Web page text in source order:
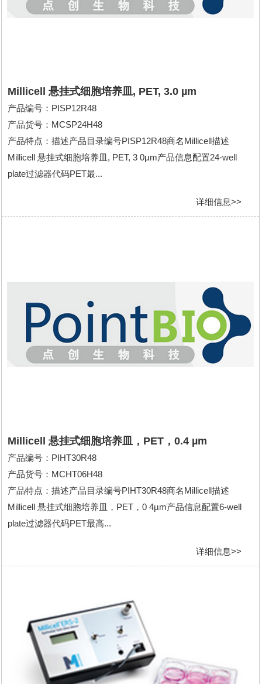
Millicell 悬挂式细胞培养皿, PET, 3.0 µm
产品编号：PISP12R48
产品货号：MCSP24H48
产品特点：描述产品目录编号PISP12R48商名Millicell描述
Millicell 悬挂式细胞培养皿, PET, 3 0µm产品信息配置24-well
plate过滤器代码PET最...
详细信息>>
Millicell 悬挂式细胞培养皿，PET，0.4 µm
产品编号：PIHT30R48
产品货号：MCHT06H48
产品特点：描述产品目录编号PIHT30R48商名Millicell描述
Millicell 悬挂式细胞培养皿，PET，0 4µm产品信息配置6-well
plate过滤器代码PET最高...
详细信息>>